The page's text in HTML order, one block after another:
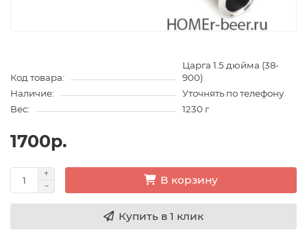
Код товара:
Царга 1.5 дюйма (38-
900)
Наличие:
Уточнять по телефону
Вес:
1230 г
1700р.
В корзину
Купить в 1 клик